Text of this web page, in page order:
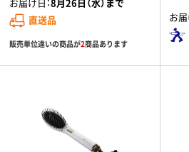
直送品
販売単位違いの商品が2商品あります
お届